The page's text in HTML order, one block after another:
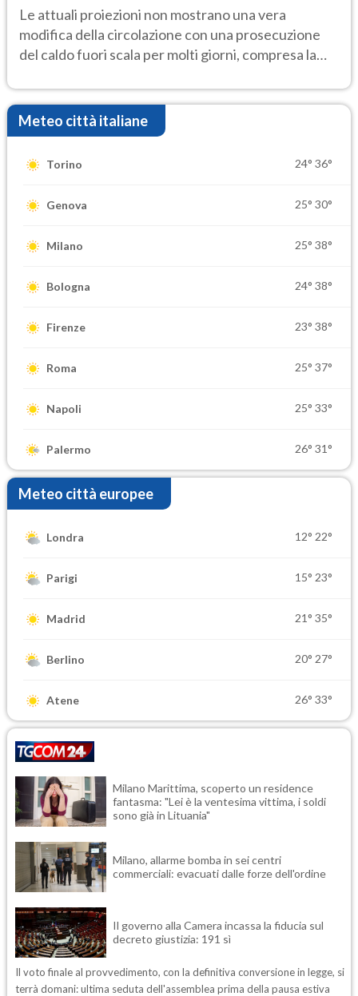
Le attuali proiezioni non mostrano una vera
modifica della circolazione con una prosecuzione
del caldo fuori scala per molti giorni, compresa la
Meteo città italiane
Torino 24° 36°
Genova 25° 30°
Milano 25° 38°
Bologna 24° 38°
Firenze 23° 38°
Roma 25° 37°
Napoli 25° 33°
Palermo 26° 31°
Meteo città europee
Londra 12° 22°
Parigi 15° 23°
Madrid 21° 35°
Berlino 20° 27°
Atene 26° 33°
Milano Marittima, scoperto un residence
fantasma: "Lei è la ventesima vittima, i soldi
sono già in Lituania"
Milano, allarme bomba in sei centri
commerciali: evacuati dalle forze dell'ordine
Il governo alla Camera incassa la fiducia sul
decreto giustizia: 191 sì
Il voto finale al provvedimento, con la definitiva conversione in legge, si
terrà domani: ultima seduta dell'assemblea prima della pausa estiva